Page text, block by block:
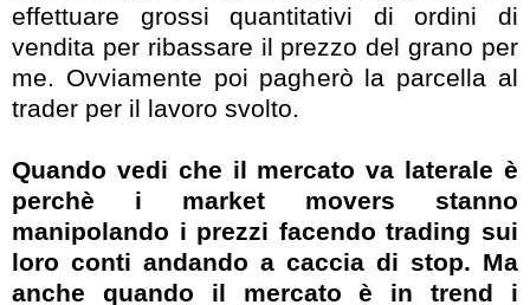
effettuare grossi quantitativi di ordini di
vendita per ribassare il prezzo del grano per
me. Ovviamente poi pagherò la parcella al
trader per il lavoro svolto.
Quando vedi che il mercato va laterale è
perchè i market movers stanno
manipolando i prezzi facendo trading sui
loro conti andando a caccia di stop. Ma
anche quando il mercato è in trend i